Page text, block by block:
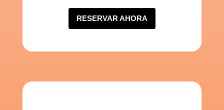
RESERVAR AHORA